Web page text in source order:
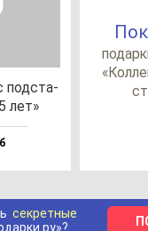
под­ста­
лет»
секретные